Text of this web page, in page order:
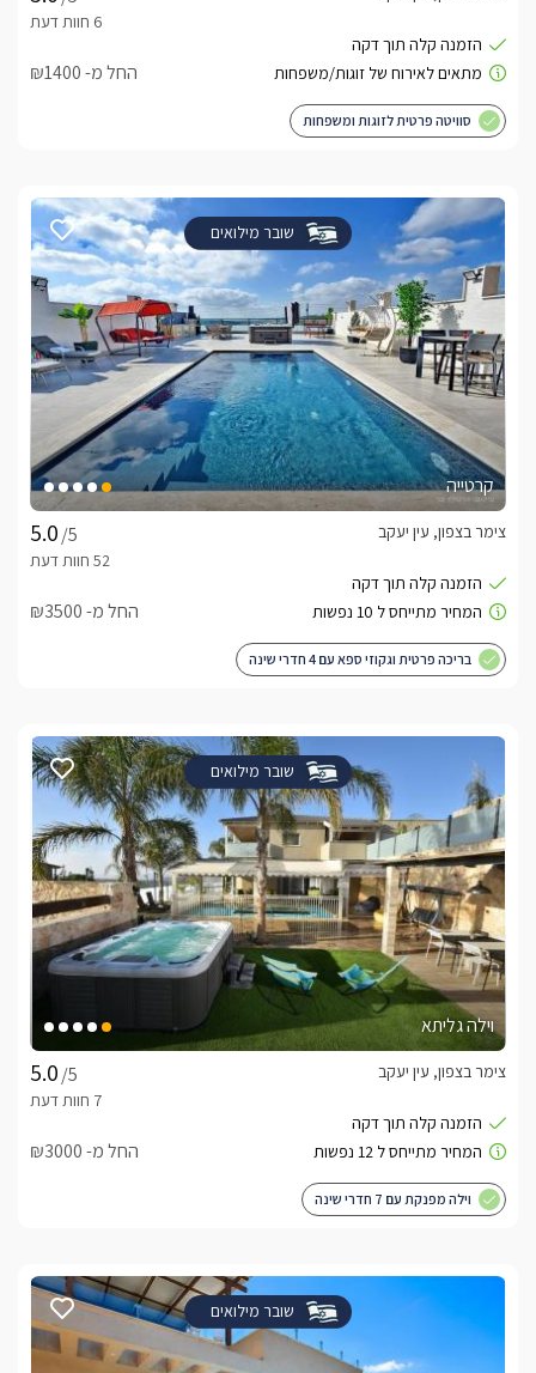
החל מ- ₪1400
סוויטה פרטית לזוגות ומשפחות
שובר מילואים
קרטייה
/5
צימר בצפון, עין יעקב
החל מ- ₪3500
בריכה פרטית וגקוזי ספא עם 4 חדרי שינה
שובר מילואים
וילה גליתא
/5
צימר בצפון, עין יעקב
החל מ- ₪3000
וילה מפנקת עם 7 חדרי שינה
שובר מילואים